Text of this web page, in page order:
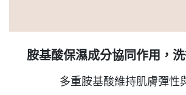
胺基酸保濕成分協同作用，
多重胺基酸維持肌膚彈性